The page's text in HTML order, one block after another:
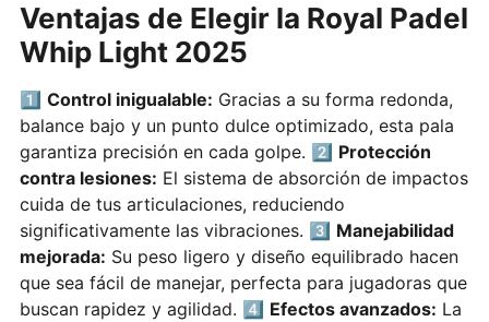
Ventajas de Elegir la Royal Padel
Whip Light 2025
1️⃣ Control inigualable: Gracias a su forma redonda,
balance bajo y un punto dulce optimizado, esta pala
garantiza precisión en cada golpe. 2️⃣ Protección
contra lesiones: El sistema de absorción de impactos
cuida de tus articulaciones, reduciendo
significativamente las vibraciones. 3️⃣ Manejabilidad
mejorada: Su peso ligero y diseño equilibrado hacen
que sea fácil de manejar, perfecta para jugadoras que
buscan rapidez y agilidad. 4️⃣ Efectos avanzados: La